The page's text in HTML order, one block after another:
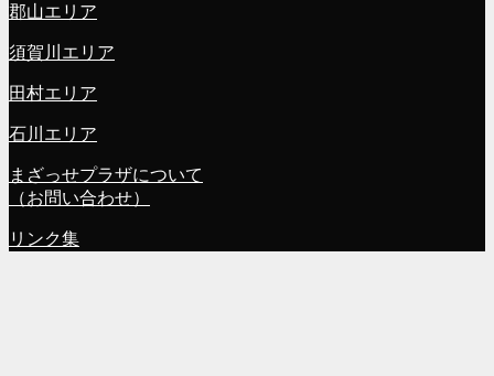
郡山エリア
須賀川エリア
田村エリア
石川エリア
まざっせプラザについて
（お問い合わせ）
リンク集